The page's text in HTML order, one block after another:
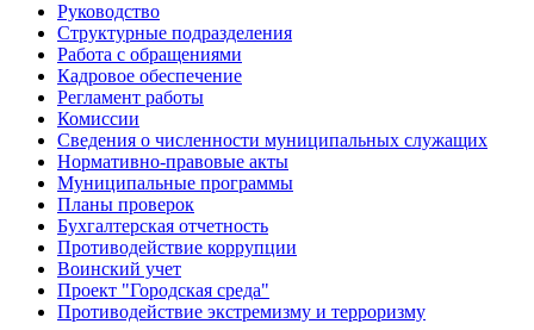
Руководство
Структурные подразделения
Работа с обращениями
Кадровое обеспечение
Регламент работы
Комиссии
Сведения о численности муниципальных служащих
Нормативно-правовые акты
Муниципальные программы
Планы проверок
Бухгалтерская отчетность
Противодействие коррупции
Воинский учет
Проект "Городская среда"
Противодействие экстремизму и терроризму